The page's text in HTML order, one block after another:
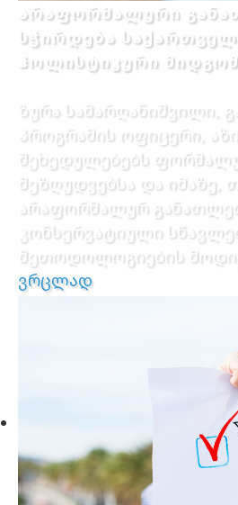
არაფორმალური
სჭირდება
ჰოლისტიკური
ზურა სამარღანიშვილი,
პროგრამის ოფიცერი,
შეხედულებებს
შეზღუდვებსა და იმაზე,
არაფორმალურ
კონსერვატიული
მეთოდოლოგიების
ვრცლად